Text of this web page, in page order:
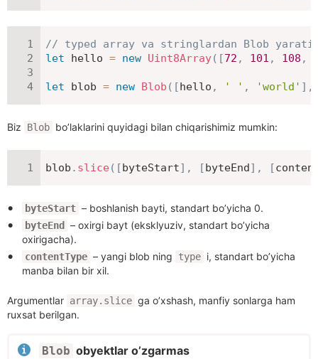
// typed array va stringlardan Blob
let hello = new Uint8Array( [72 , 101 , 108 ,
let blob = new Blob ( [hello , ' ' , 'world' ] ,
Biz Blob bo’laklarini quyidagi bilan chiqarishimiz mumkin:
blob . slice ( [byteStart] , [byteEnd] , [
byteStart – boshlanish bayti, standart bo’yicha 0.
byteEnd
– oxirgi bayt (eksklyuziv, standart bo’yicha
oxirigacha).
contentType – yangi blob ning type i, standart bo’yicha
manba bilan bir xil.
Argumentlar array.slice ga o’xshash, manfiy sonlarga ham
ruxsat berilgan.
Blob obyektlar o’zgarmas